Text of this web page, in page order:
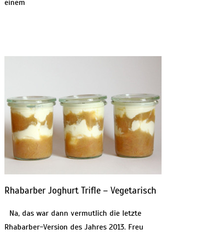
einem
Rhabarber Joghurt Trifle – Vegetarisch
Na, das war dann vermutlich die letzte
Rhabarber-Version des Jahres 2013. Freu